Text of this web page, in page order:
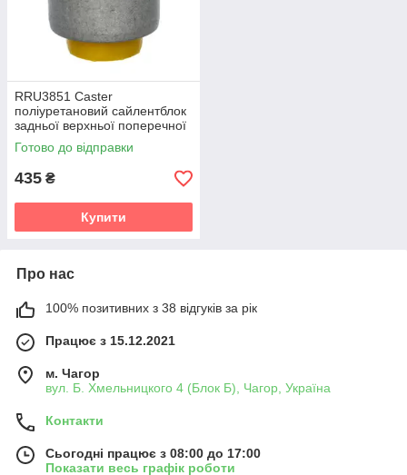
RRU3851 Caster
поліуретановий сайлентблок
задньої верхньої поперечної
тяги PolyBush (аналог) v19
Готово до відправки
435 ₴
Купити
Про нас
100% позитивних з 38 відгуків за рік
Працює з 15.12.2021
м. Чагор
вул. Б. Хмельницкого 4 (Блок Б), Чагор, Україна
Контакти
Сьогодні працює з 08:00 до 17:00
Показати весь графік роботи